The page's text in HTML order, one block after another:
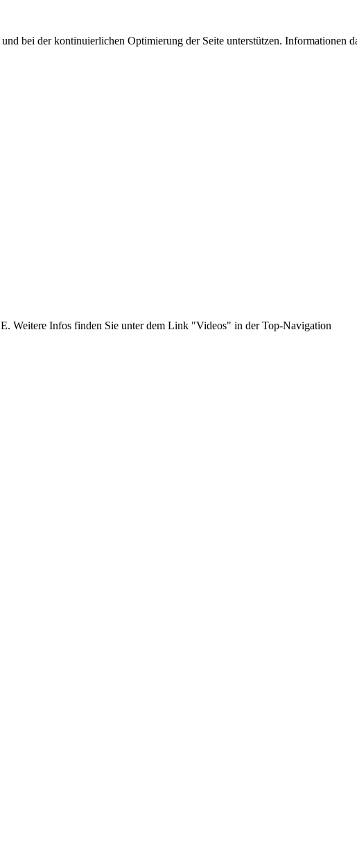
bei der kontinuierlichen Optimierung der Seite unterstützen. Informationen
Weitere Infos finden Sie unter dem Link "Videos" in der Top-Navigation